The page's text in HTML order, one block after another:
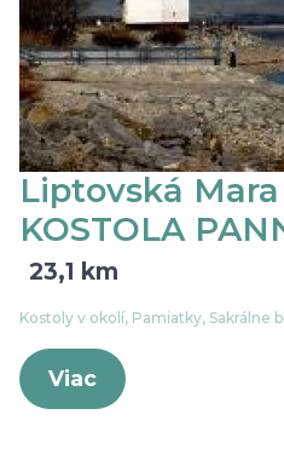
Liptovská Mara
KOSTOLA
23,1 km
Kostoly v okolí, Pamiatky, Sakrálne
Viac